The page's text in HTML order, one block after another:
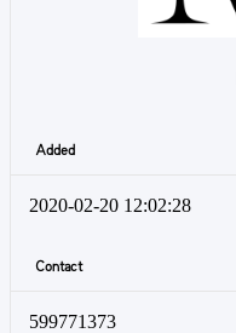
Added
2020-02-20 12:02:28
Contact
599771373